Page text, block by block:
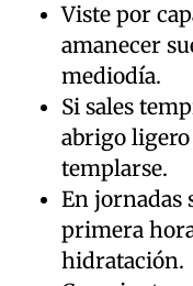
Viste por
amanecer
mediodía.
Si sales
abrigo
templarse.
En jornadas
primera
hidratación.